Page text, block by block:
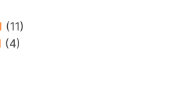
(11)
(4)